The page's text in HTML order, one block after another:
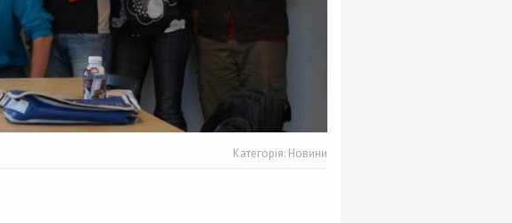
Категорія: Новини